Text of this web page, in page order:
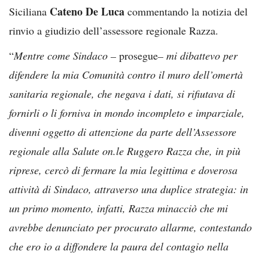
Siciliana Cateno De Luca commentando la notizia del
rinvio a giudizio dell’assessore regionale Razza.
“Mentre come Sindaco – prosegue– mi dibattevo per
difendere la mia Comunità contro il muro dell’omertà
sanitaria regionale, che negava i dati, si rifiutava di
fornirli o li forniva in mondo incompleto e imparziale,
divenni oggetto di attenzione da parte dell’Assessore
regionale alla Salute on.le Ruggero Razza che, in più
riprese, cercò di fermare la mia legittima e doverosa
attività di Sindaco, attraverso una duplice strategia: in
un primo momento, infatti, Razza minacciò che mi
avrebbe denunciato per procurato allarme, contestando
che ero io a diffondere la paura del contagio nella